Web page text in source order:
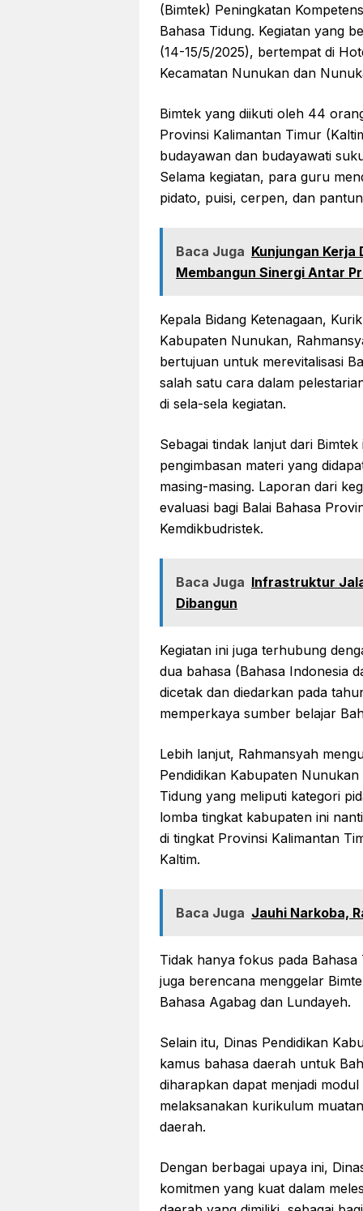
(Bimtek) Peningkatan
Bahasa Tidung. Kegiatan yang
(14-15/5/2025), bertempat di
Kecamatan Nunukan dan
Bimtek yang diikuti oleh 44
Provinsi Kalimantan Timur
budayawan dan budayawati
Selama kegiatan, para guru
pidato, puisi, cerpen, dan
Baca Juga Kunjungan Kerja
Membangun Sinergi Antar
Kepala Bidang Ketenagaan,
Kabupaten Nunukan,
bertujuan untuk merevitalisasi
salah satu cara dalam
di sela-sela kegiatan.
Sebagai tindak lanjut dari
pengimbasan materi yang
masing-masing. Laporan dari
evaluasi bagi Balai Bahasa
Kemdikbudristek.
Baca Juga Infrastruktur
Dibangun
Kegiatan ini juga terhubung
dua bahasa (Bahasa Indonesia
dicetak dan diedarkan pada
memperkaya sumber belajar
Lebih lanjut, Rahmansyah
Pendidikan Kabupaten
Tidung yang meliputi kategori
lomba tingkat kabupaten ini
di tingkat Provinsi Kalimantan
Kaltim.
Baca Juga Jauhi Narkoba,
Tidak hanya fokus pada
juga berencana menggelar
Bahasa Agabag dan Lundayeh.
Selain itu, Dinas Pendidikan
kamus bahasa daerah untuk
diharapkan dapat menjadi
melaksanakan kurikulum
daerah.
Dengan berbagai upaya ini,
komitmen yang kuat dalam